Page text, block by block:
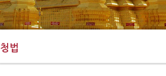
예불독송
청법
보호명상
위빳사나
인사말
연혁
오시는 길
공지사항
월간일정
청법